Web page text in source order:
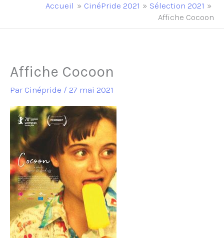
principal
Accueil CinéPride 2021
Sélection 2021
Affiche Cocoon
Affiche Cocoon
Par Cinépride / 27 mai 2021